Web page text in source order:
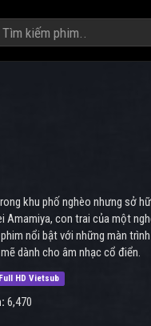
khu phố nghèo nhưng sở
Amamiya, con trai của một
nổi bật với những màn
dành cho âm nhạc cổ điển.
Full HD Vietsub
6,470